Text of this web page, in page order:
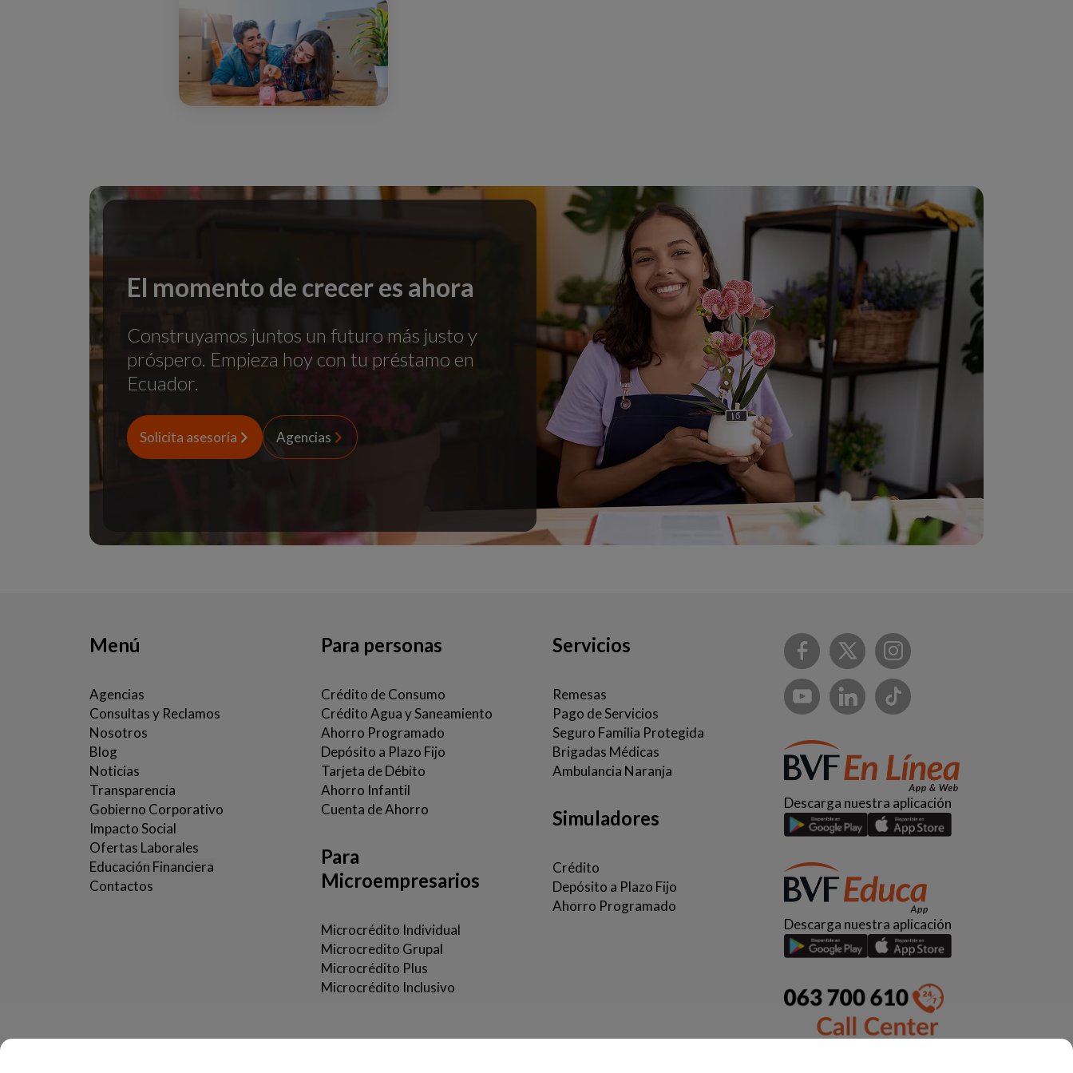
El momento de crecer es ahora
Construyamos juntos un futuro más justo y
próspero. Empieza hoy con tu préstamo en
Ecuador.
Solicita asesoría Agencias
Menú
Agencias
Consultas y Reclamos
Nosotros
Blog
Noticias
Transparencia
Gobierno Corporativo
Impacto Social
Ofertas Laborales
Educación Financiera
Contactos
Para personas
Crédito de Consumo
Crédito Agua y Saneamiento
Ahorro Programado
Depósito a Plazo Fijo
Tarjeta de Débito
Ahorro Infantil
Cuenta de Ahorro
Para
Microempresarios
Microcrédito Individual
Microcredito Grupal
Microcrédito Plus
Microcrédito Inclusivo
Servicios
Remesas
Pago de Servicios
Seguro Familia Protegida
Brigadas Médicas
Ambulancia Naranja
Simuladores
Crédito
Depósito a Plazo Fijo
Ahorro Programado
Descarga nuestra aplicación
Descarga nuestra aplicación